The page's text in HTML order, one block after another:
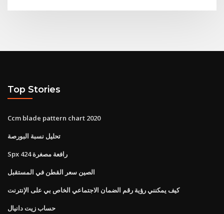
Top Stories
Ccm blade pattern chart 2020
تحليل نسبة البورصة
Spx 424 رافعة مصغرة
الصين سعر القطن في المستقبل
كيف يمكنني رؤية رقم الضمان الاجتماعي الخاص بي على الإنترنت
حساب زيت دانيال